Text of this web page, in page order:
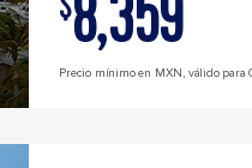
Precio mínimo en MXN, válido para